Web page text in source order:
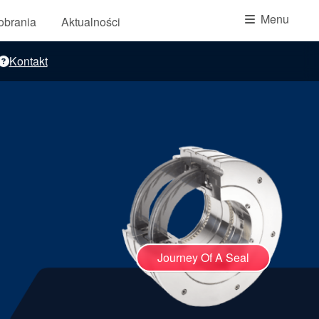
Aktualności Menu
Kontakt
Journey Of A Seal